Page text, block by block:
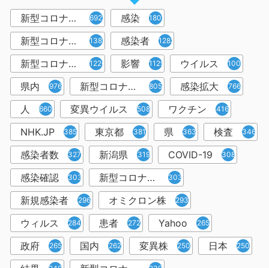
新型コロナウイルス 6921 感染 1809
新型コロナウィルス 1382 感染者 1283
新型コロナウイルス感染症 1226 影響 1129 ウイルス 1001
県内 976 新型コロナウイルス感染 805 感染拡大 766
人 660 変異ウイルス 508 ワクチン 416
NHK.JP 385 東京都 381 県 363 検査 346
感染者数 327 新潟県 319 COVID-19 308
感染確認 303 新型コロナウィルス感染症 303
新規感染者 296 オミクロン株 293
ウィルス 284 患者 272 Yahoo 265
政府 265 国内 262 変異株 250 日本 250